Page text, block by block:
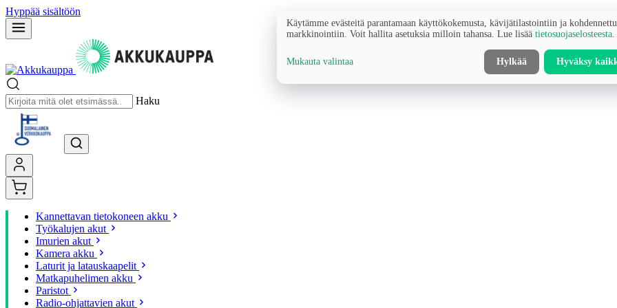
Hyppää sisältöön
Haku
Kannettavan tietokoneen akku
Työkalujen akut
Imurien akut
Kamera akku
Laturit ja latauskaapelit
Matkapuhelimen akku
Paristot
Radio-ohjattavien akut
Käytämme evästeitä parantamaan käyttökokemusta, kävijätilastointiin ja
markkinointiin. Voit hallita asetuksia milloin tahansa. Lue lisää tietosuojaselosteesta
Mukauta valintaa Hylkää Hyväksy